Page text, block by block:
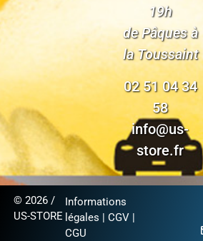
19h
de Pâques à
la Toussaint
02 51 04 34
58
info@us-
store.fr
© 2026 /
US-STORE
Informations
légales |CGV |
CGU